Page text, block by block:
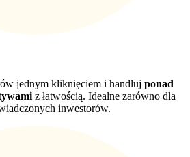
| Daily Rewards
jednym kliknięciem i handluj ponad
z łatwością. Idealne zarówno dla
inwestorów.